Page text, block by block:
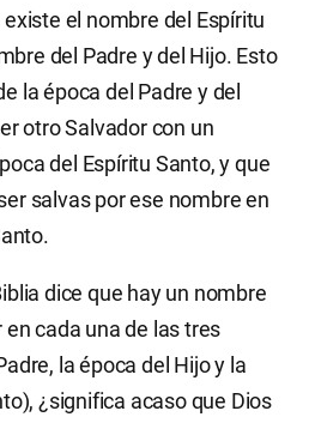
el nombre del Espíritu
del Padre y del Hijo. Esto
la época del Padre y del
otro Salvador con un
del Espíritu Santo, y que
salvas por ese nombre en
dice que hay un nombre
cada una de las tres
la época del Hijo y la
¿significa acaso que Dios